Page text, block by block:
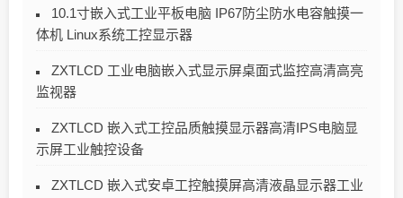
10.1寸嵌入式工业平板电脑 IP67防尘防水电容触摸一
体机 Linux系统工控显示器
ZXTLCD 工业电脑嵌入式显示屏桌面式监控高清高亮
监视器
ZXTLCD 嵌入式工控品质触摸显示器高清IPS电脑显
示屏工业触控设备
ZXTLCD 嵌入式安卓工控触摸屏高清液晶显示器工业